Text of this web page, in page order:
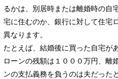
るかは、別居時または離婚時の自
宅に住むのか、銀行に対して住宅
異なります。
たとえば、結婚後に買った自宅が
ローンの残額は１０００万円、離
ンの支払義務を負うのは夫だった